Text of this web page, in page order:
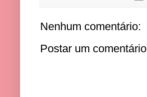
Nenhum comentário:
Postar um comentário